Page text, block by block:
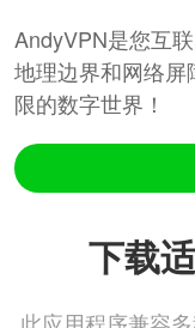
AndyVPN是您互
地理边界和网络
限的数字世界！
下载